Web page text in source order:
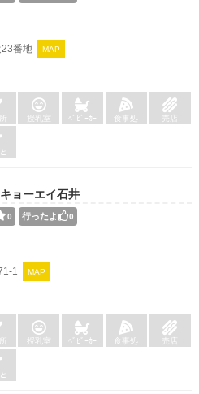
番地 MAP
授乳室 ﾍﾞﾋﾞｰｶｰ 食事処 売店
ョーエイ石井
0 行ったよ 0
1 MAP
授乳室 ﾍﾞﾋﾞｰｶｰ 食事処 売店